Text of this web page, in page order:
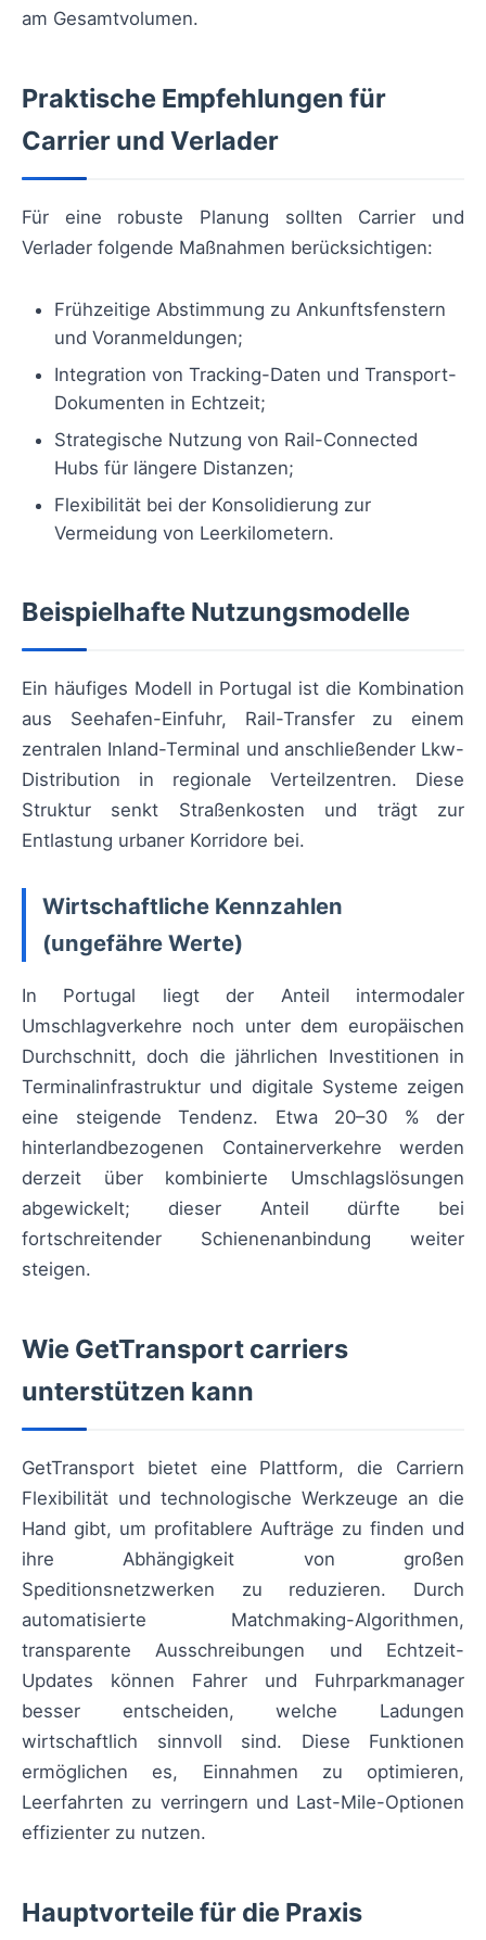
am Gesamtvolumen.
Praktische Empfehlungen für
Carrier und Verlader
Für eine robuste Planung sollten Carrier und
Verlader folgende Maßnahmen berücksichtigen:
Frühzeitige Abstimmung zu Ankunftsfenstern
und Voranmeldungen;
Integration von Tracking-Daten und Transport-
Dokumenten in Echtzeit;
Strategische Nutzung von Rail-Connected
Hubs für längere Distanzen;
Flexibilität bei der Konsolidierung zur
Vermeidung von Leerkilometern.
Beispielhafte Nutzungsmodelle
Ein häufiges Modell in Portugal ist die Kombination
aus Seehafen-Einfuhr, Rail-Transfer zu einem
zentralen Inland-Terminal und anschließender Lkw-
Distribution in regionale Verteilzentren. Diese
Struktur senkt Straßenkosten und trägt zur
Entlastung urbaner Korridore bei.
Wirtschaftliche Kennzahlen
(ungefähre Werte)
In Portugal liegt der Anteil intermodaler
Umschlagverkehre noch unter dem europäischen
Durchschnitt, doch die jährlichen Investitionen in
Terminalinfrastruktur und digitale Systeme zeigen
eine steigende Tendenz. Etwa 20–30 % der
hinterlandbezogenen Containerverkehre werden
derzeit über kombinierte Umschlagslösungen
abgewickelt; dieser Anteil dürfte bei
fortschreitender Schienenanbindung weiter
steigen.
Wie GetTransport carriers
unterstützen kann
GetTransport bietet eine Plattform, die Carriern
Flexibilität und technologische Werkzeuge an die
Hand gibt, um profitablere Aufträge zu finden und
ihre Abhängigkeit von großen
Speditionsnetzwerken zu reduzieren. Durch
automatisierte Matchmaking-Algorithmen,
transparente Ausschreibungen und Echtzeit-
Updates können Fahrer und Fuhrparkmanager
besser entscheiden, welche Ladungen
wirtschaftlich sinnvoll sind. Diese Funktionen
ermöglichen es, Einnahmen zu optimieren,
Leerfahrten zu verringern und Last-Mile-Optionen
effizienter zu nutzen.
Hauptvorteile für die Praxis